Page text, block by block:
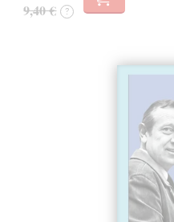
9,40 € ?